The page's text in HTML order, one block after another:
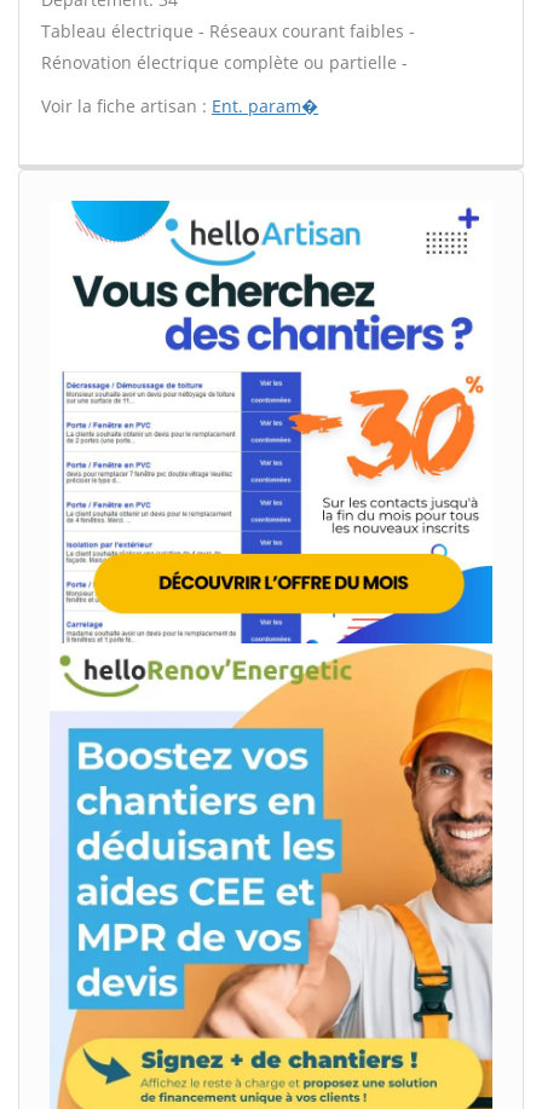
Tableau électrique - Réseaux courant faibles -
Rénovation électrique complète ou partielle -
Voir la fiche artisan : Ent. param�